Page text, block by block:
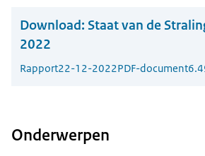
Download: Staat van de
2022
Rapport22-12-2022PDF-document
Onderwerpen